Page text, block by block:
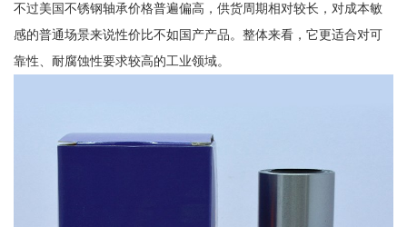
不过美国不锈钢轴承价格普遍偏高，供货周期相对较长，对成本敏
感的普通场景来说性价比不如国产产品。整体来看，它更适合对可
靠性、耐腐蚀性要求较高的工业领域。